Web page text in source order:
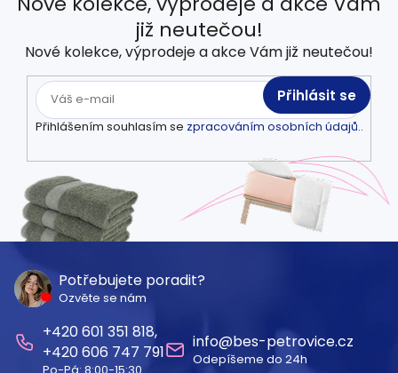
již neutečou!
Nové kolekce, výprodeje a akce Vám již neutečou!
Přihlášením souhlasím se zpracováním osobních údajů..
Přihlásit se
Potřebujete poradit?
Ozvěte se nám
601 351 818
606 747 791
Po-Pá: 8:00-15:30
info@bes-petrovice.cz
Odepíšeme do 24h